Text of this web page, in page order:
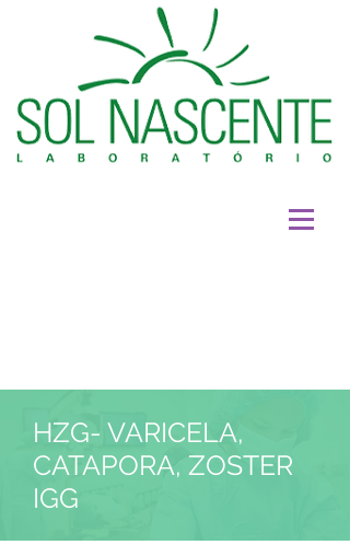
HZG- VARICELA,
CATAPORA, ZOSTER
IGG